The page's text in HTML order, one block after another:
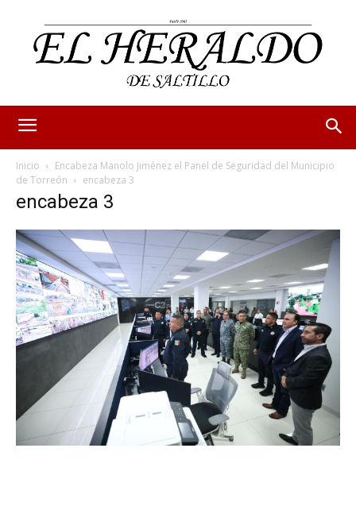
Inicio
Encabeza Manolo Jiménez el Panel de Seguridad del Municipio
de Torreón
encabeza 3
encabeza 3